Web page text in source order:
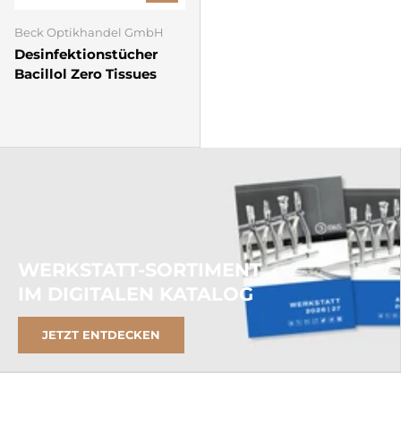
Beck Optikhandel GmbH
Desinfektionstücher
Bacillol Zero Tissues
WERKSTATT-SORTIMENT
IM DIGITALEN KATALOG
JETZT ENTDECKEN